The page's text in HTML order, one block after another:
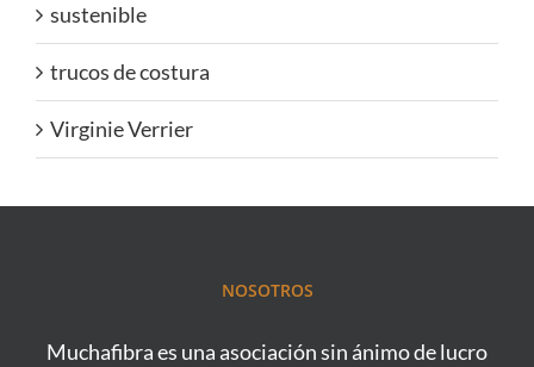
sustenible
trucos de costura
Virginie Verrier
NOSOTROS
Muchafibra es una asociación sin ánimo de lucro